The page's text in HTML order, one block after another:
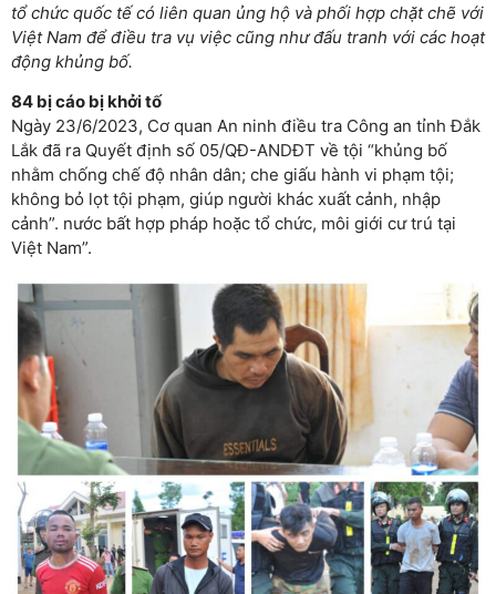
tổ chức quốc tế có liên quan ủng hộ và phối hợp chặt chẽ với
Việt Nam để điều tra vụ việc cũng như đấu tranh với các hoạt
động khủng bố.
84 bị cáo bị khởi tố
Ngày 23/6/2023, Cơ quan An ninh điều tra Công an tỉnh Đắk
Lắk đã ra Quyết định số 05/QĐ-ANDĐT về tội “khủng bố
nhằm chống chế độ nhân dân; che giấu hành vi phạm tội;
không bỏ lọt tội phạm, giúp người khác xuất cảnh, nhập
cảnh”. nước bất hợp pháp hoặc tổ chức, môi giới cư trú tại
Việt Nam”.